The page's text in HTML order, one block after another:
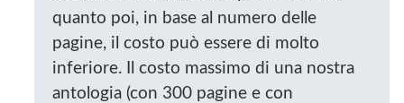
quanto poi, in base al numero delle
pagine, il costo può essere di molto
inferiore. Il costo massimo di una nostra
antologia (con 300 pagine e con